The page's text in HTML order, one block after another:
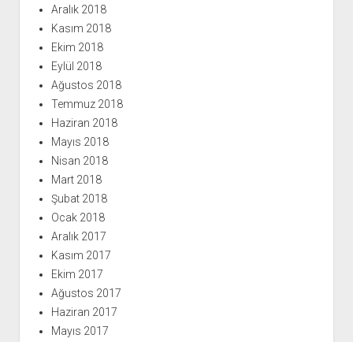
Aralık 2018
Kasım 2018
Ekim 2018
Eylül 2018
Ağustos 2018
Temmuz 2018
Haziran 2018
Mayıs 2018
Nisan 2018
Mart 2018
Şubat 2018
Ocak 2018
Aralık 2017
Kasım 2017
Ekim 2017
Ağustos 2017
Haziran 2017
Mayıs 2017